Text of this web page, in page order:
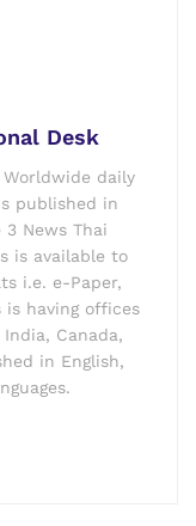
Desk
daily
published in
3 News Thai
is available to
i.e. e-Paper,
is having offices
Canada,
in English,